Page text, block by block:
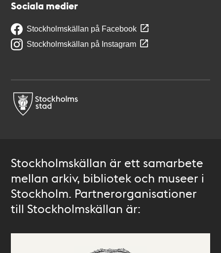
Sociala medier
Stockholmskällan på Facebook
Stockholmskällan på Instagram
Stockholmskällan är ett samarbete
mellan arkiv, bibliotek och museer i
Stockholm. Partnerorganisationer
till Stockholmskällan är: